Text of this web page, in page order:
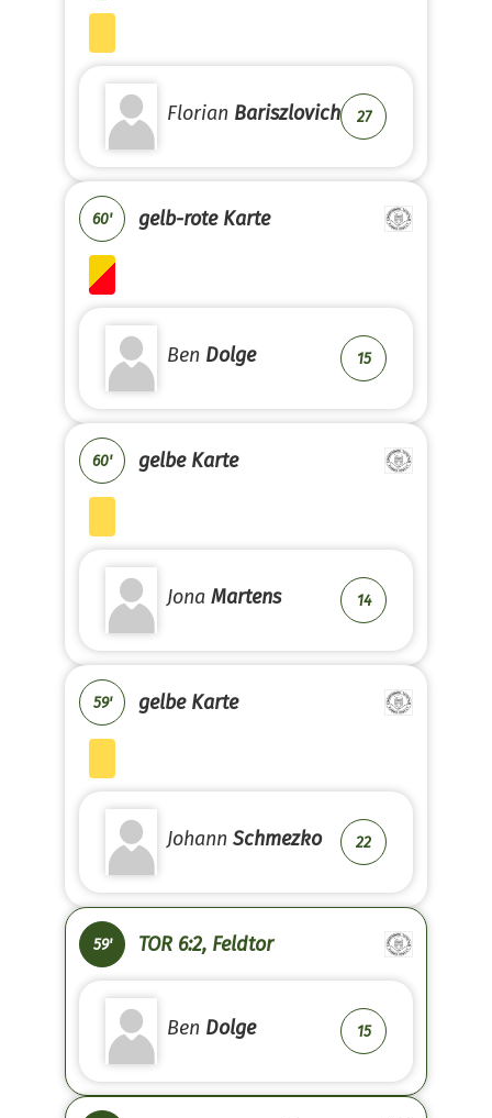
Florian Bariszlovich 27
60' gelb-rote Karte
Ben Dolge 15
60' gelbe Karte
Jona Martens 14
59' gelbe Karte
Johann Schmezko 22
59' TOR 6:2, Feldtor
Ben Dolge 15